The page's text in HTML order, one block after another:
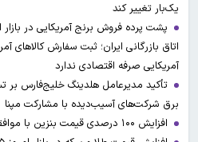
یک‌بار تغییر کند
پشت پرده فروش برنج آمریکایی در
اتاق بازرگانی ایران؛ ثبت سفارش
آمریکایی صرفه اقتصادی ندارد
تأکید مدیرعامل هلدینگ خلیج‌فارس بر
برق شرکت‌های آسیب‌دیده با مشارکت مپنا
افزایش ۱۰۰ درصدی قیمت بنزین با موافقت سران قوا